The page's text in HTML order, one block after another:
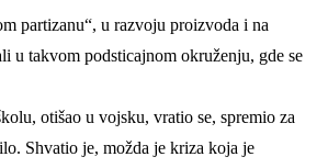
partizanu“, u razvoju proizvoda i na
u takvom podsticajnom okruženju, gde se
otišao u vojsku, vratio se, spremio za
Shvatio je, možda je kriza koja je